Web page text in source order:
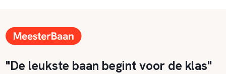
"De leukste baan begint voor de klas"